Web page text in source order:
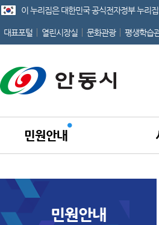
이 누리집은 대한민국 공식전자정부 누리
대표포털
열린시장실 문화관광 평생학습
민원안내
민원안내